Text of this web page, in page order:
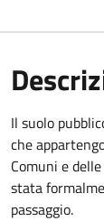
Il suolo
che
Comuni e
stata
passaggio.